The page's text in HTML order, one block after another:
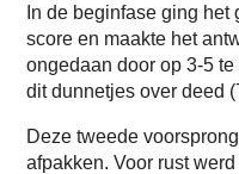
In de beginfase ging
score en maakte het
ongedaan door op 3-5
dit dunnetjes over deed
Deze tweede
afpakken. Voor rust